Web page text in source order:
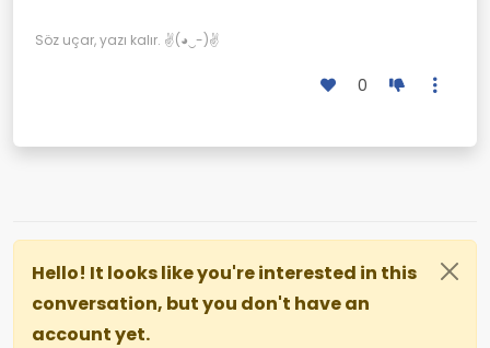
Söz uçar, yazı kalır. ✌(◕‿-)✌
0
Hello! It looks like you're interested in this
conversation, but you don't have an
account yet.